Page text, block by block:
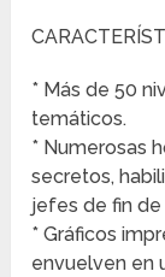
* Más de 50
temáticos.
* Numerosas
secretos,
jefes de fin
* Gráficos
envuelven en